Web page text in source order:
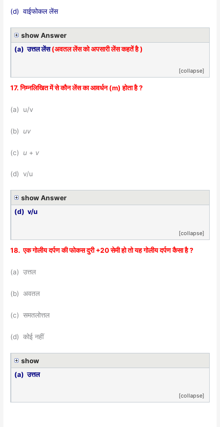
(d) वाईफोकल लेंस
show Answer
(a) उत्तल लेंस(अवतल लेंस को अपसारी लेंस कहतें है )
[collapse]
17. निम्नलिखित में से कौन लेंस का आवर्धन (m) होता है ?
(a) u/v
(b) uv
(c) u + v
(d) v/u
show Answer
(d) v/u
[collapse]
18. एक गोलीय दर्पण की फोकस दुरी +20 सेमी हो तो यह गोलीय दर्पण कैसा है ?
(a) उत्तल
(b) अवतल
(c) समतलोत्तल
(d) कोई नहीं
show
(a) उत्तल
[collapse]